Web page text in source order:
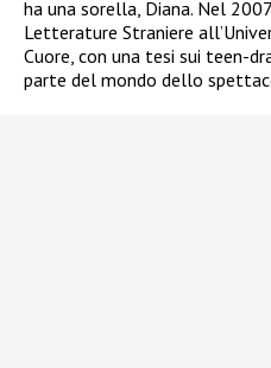
ha una sorella, Diana. Nel
Letterature Straniere
Cuore, con una tesi sui teen-
parte del mondo dello